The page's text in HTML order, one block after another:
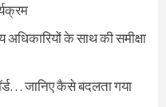
अधिकारियों के साथ की समीक्षा
जानिए कैसे बदलता गया